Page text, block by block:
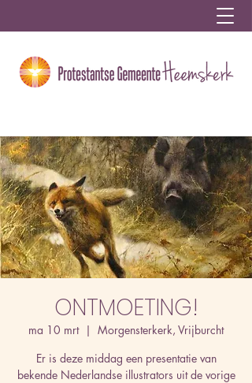
ONTMOETING!
ma 10 mrt
  |
Morgensterkerk, Vrijburcht
Er is deze middag een presentatie van
bekende Nederlandse illustrators uit de vorige